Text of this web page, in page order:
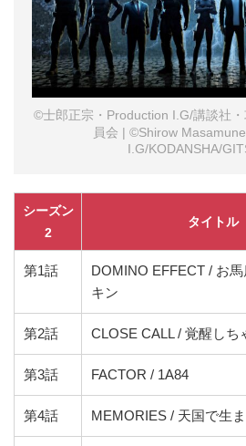
©士郎正宗・Production I.G/講談社
員会 | ©Shirow
I.G/KODANSHA/
シーズン
2
タイトル
第1話
DOMINO EFFECT / お
キン
第2話 CLOSE CALL / 覚醒しち
第3話 FACTOR / 1A84
第4話 MEMORIES / 天国で生